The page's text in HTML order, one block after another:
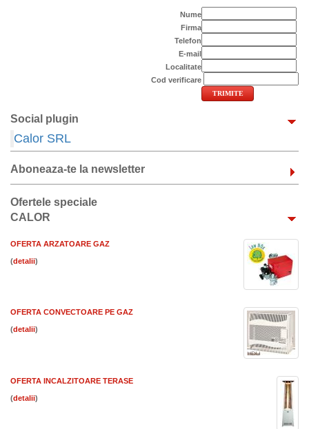
Nume
Firma
Telefon
E-mail
Localitate
Cod verificare
Social plugin
Calor SRL
Aboneaza-te la newsletter
Ofertele speciale
CALOR
OFERTA ARZATOARE GAZ
( )
OFERTA CONVECTOARE PE GAZ
( )
OFERTA INCALZITOARE TERASE
( )